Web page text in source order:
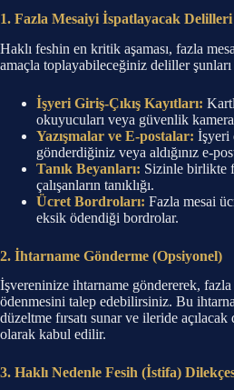
1. Fazla Mesaiyi İspatlayacak
Haklı feshin en kritik aşaması, fazla
amaçla toplayabileceğiniz deliller
İşyeri Giriş-Çıkış Kayıtları:
okuyucuları veya güvenlik
Yazışmalar ve E-postalar: İşyeri
gönderdiğiniz veya aldığınız e-
Tanık Beyanları: Sizinle birlikte
çalışanların tanıklığı.
Ücret Bordroları: Fazla mesai
eksik ödendiği bordrolar.
2. İhtarname Gönderme (Opsiyonel)
İşvereninize ihtarname göndererek,
ödenmesini talep edebilirsiniz. Bu
düzeltme fırsatı sunar ve ileride
olarak kabul edilir.
3. Haklı Nedenle Fesih (İstifa)